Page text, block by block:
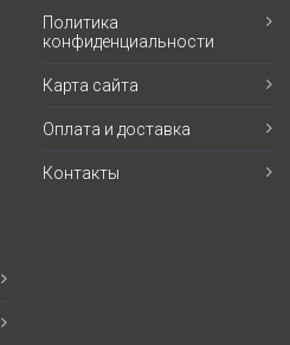
Политика
конфиденциальности
Карта сайта
Оплата и доставка
Контакты